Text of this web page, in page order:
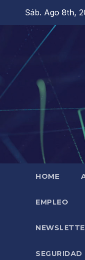
contenido
Sáb. Ago 8th,
HOME
EMPLEO
SEGURIDAD